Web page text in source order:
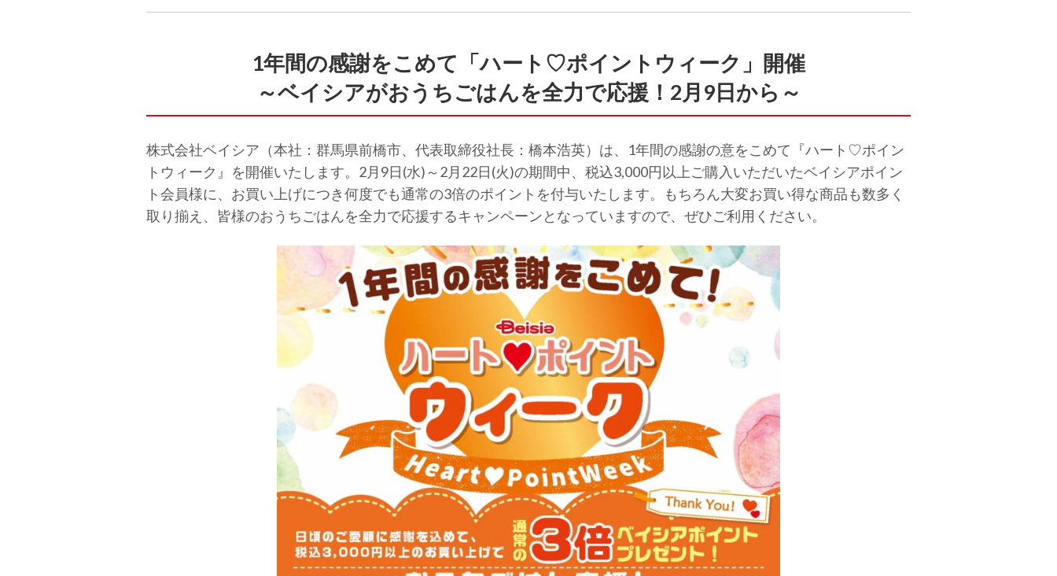
1年間の感謝をこめて「ハート♡ポイントウィーク」開催
～ベイシアがおうちごはんを全力で応援！2月9日から～
株式会社ベイシア（本社：群馬県前橋市、代表取締役社長：橋本浩英）は、1年間の感謝の意をこめて『ハート♡ポイン
トウィーク』を開催いたします。2月9日(水)～2月22日(火)の期間中、税込3,000円以上ご購入いただいたベイシアポイン
ト会員様に、お買い上げにつき何度でも通常の3倍のポイントを付与いたします。もちろん大変お買い得な商品も数多く
取り揃え、皆様のおうちごはんを全力で応援するキャンペーンとなっていますので、ぜひご利用ください。